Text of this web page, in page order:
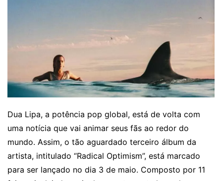
Dua Lipa, a potência pop global, está de volta com
uma notícia que vai animar seus fãs ao redor do
mundo. Assim, o tão aguardado terceiro álbum da
artista, intitulado “Radical Optimism”, está marcado
para ser lançado no dia 3 de maio. Composto por 11